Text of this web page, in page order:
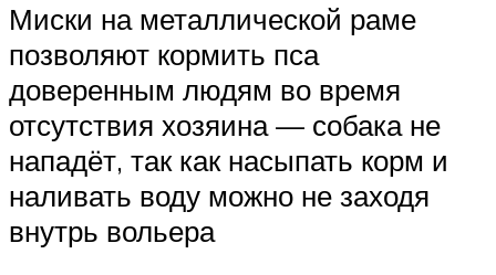
Миски на металлической раме
позволяют кормить пса
доверенным людям во время
отсутствия хозяина — собака не
нападёт, так как насыпать корм и
наливать воду можно не заходя
внутрь вольера